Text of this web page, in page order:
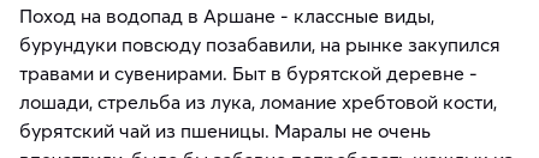
Поход на водопад в Аршане - классные виды,
бурундуки повсюду позабавили, на рынке закупился
травами и сувенирами. Быт в бурятской деревне -
лошади, стрельба из лука, ломание хребтовой кости,
бурятский чай из пшеницы. Маралы не очень